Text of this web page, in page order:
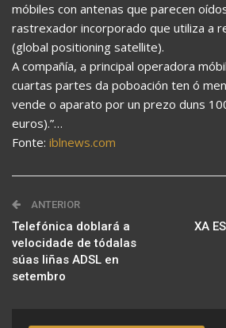
móbiles con antenas que parecen
rastrexador incorporado que utiliza a
(global positioning satellite).
A compañía, a principal operadora
cuartas partes da poboación ten ó
vende o aparato por un prezo duns
euros).”…
Fonte: iblnews.com
ANTERIOR
Telefónica doblará a
velocidade de tódalas
súas liñas ADSL en
setembro
XA